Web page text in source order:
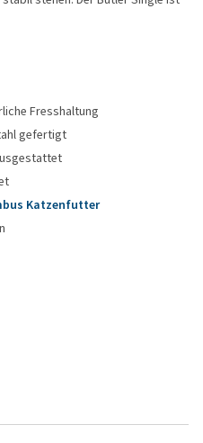
Fresshaltung
gefertigt
Katzenfutter